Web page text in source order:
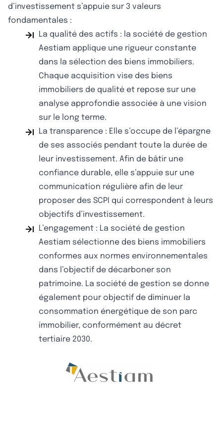
d’investissement s’appuie sur 3 valeurs
fondamentales :
La qualité des actifs : la société de gestion
Aestiam applique une rigueur constante
dans la sélection des biens immobiliers.
Chaque acquisition vise des biens
immobiliers de qualité et repose sur une
analyse approfondie associée à une vision
sur le long terme.
La transparence : Elle s’occupe de l’épargne
de ses associés pendant toute la durée de
leur investissement. Afin de bâtir une
confiance durable, elle s’appuie sur une
communication régulière afin de leur
proposer des SCPI qui correspondent à leurs
objectifs d’investissement.
L’engagement : La société de gestion
Aestiam sélectionne des biens immobiliers
conformes aux normes environnementales
dans l’objectif de décarboner son
patrimoine. La société de gestion se donne
également pour objectif de diminuer la
consommation énergétique de son parc
immobilier, conformément au décret
tertiaire 2030.